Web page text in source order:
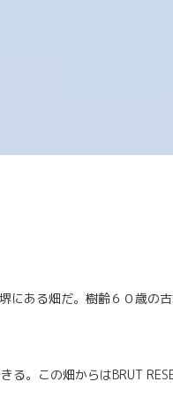
にある畑だ。樹齢６０歳の
。この畑からはBRUT